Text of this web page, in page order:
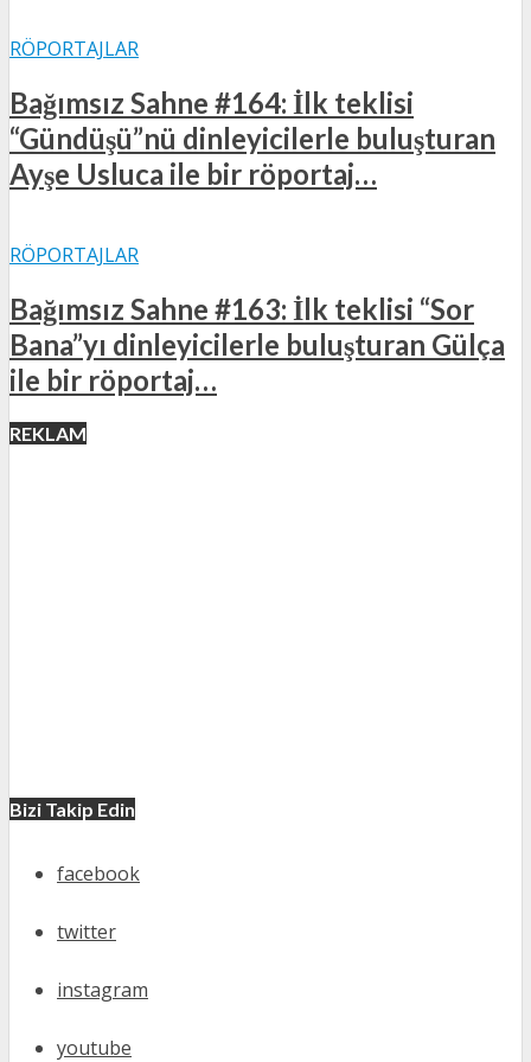
RÖPORTAJLAR
Bağımsız Sahne #164: İlk teklisi
“Gündüşü”nü dinleyicilerle buluşturan
Ayşe Usluca ile bir röportaj…
RÖPORTAJLAR
Bağımsız Sahne #163: İlk teklisi “Sor
Bana”yı dinleyicilerle buluşturan Gülça
ile bir röportaj…
REKLAM
Bizi Takip Edin
facebook
twitter
instagram
youtube